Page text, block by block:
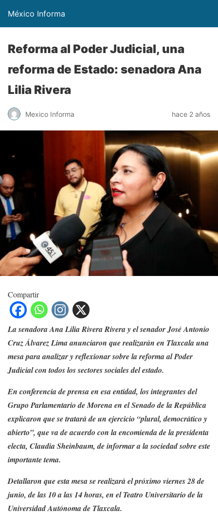
México Informa
Reforma al Poder Judicial, una
reforma de Estado: senadora Ana
Lilia Rivera
Mexico Informa hace 2 años
Compartir
La senadora Ana Lilia Rivera Rivera y el senador José Antonio
Cruz Álvarez Lima anunciaron que realizarán en Tlaxcala una
mesa para analizar y reflexionar sobre la reforma al Poder
Judicial con todos los sectores sociales del estado.
En conferencia de prensa en esa entidad, los integrantes del
Grupo Parlamentario de Morena en el Senado de la República
explicaron que se tratará de un ejercicio “plural, democrático y
abierto”, que va de acuerdo con la encomienda de la presidenta
electa, Claudia Sheinbaum, de informar a la sociedad sobre este
importante tema.
Detallaron que esta mesa se realizará el próximo viernes 28 de
junio, de las 10 a las 14 horas, en el Teatro Universitario de la
Universidad Autónoma de Tlaxcala.